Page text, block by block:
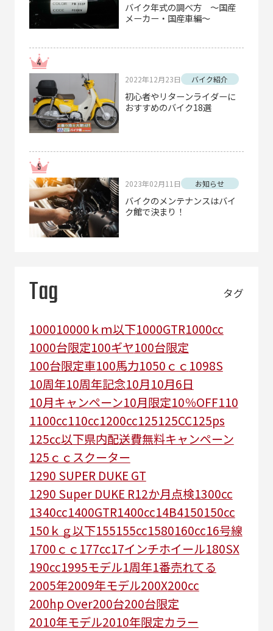
バイク年式の調べ方 ～国産
メーカー・国産車編～
2022年12月23日 バイク紹介
初心者やリターンライダーに
おすすめのバイク18選
2023年02月11日 お知らせ
バイクのメンテナンスはバイ
ク館で決まり！
Tag タグ
100010000ｋｍ以下1000GTR1000cc
1000台限定100ギヤ100台限定
100台限定車100馬力1050ｃｃ 1098S
10周年10周年記念10月10月6日
10月キャンペーン10月限定10％OFF110
1100cc110cc1200cc125125CC125ps
125㏄以下県内配送費無料キャンペーン
125ｃｃスクーター
1290 SUPER DUKE GT
1290 Super DUKE R12か月点検1300cc
1340cc1400GTR1400cc14B4150150cc
150ｋｇ以下155155cc1580160cc16号線
1700ｃｃ 177cc17インチホイール180SX
190cc1995モデル1周年1番売れてる
2005年2009年モデル200X200cc
200hp Over200台200台限定
2010年モデル2010年限定カラー